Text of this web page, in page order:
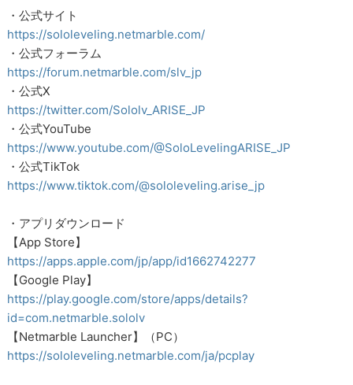
・公式サイト
https://sololeveling.netmarble.com/
・公式フォーラム
https://forum.netmarble.com/slv_jp
・公式X
https://twitter.com/Sololv_ARISE_JP
・公式YouTube
https://www.youtube.com/@SoloLevelingARISE_JP
・公式TikTok
https://www.tiktok.com/@sololeveling.arise_jp
・アプリダウンロード
【App Store】
https://apps.apple.com/jp/app/id1662742277
【Google Play】
https://play.google.com/store/apps/details?
id=com.netmarble.sololv
【Netmarble Launcher】（PC）
https://sololeveling.netmarble.com/ja/pcplay